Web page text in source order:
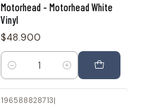
Motorhead - Motorhead White
Vinyl
$48.900
Cantidad
196588828713|